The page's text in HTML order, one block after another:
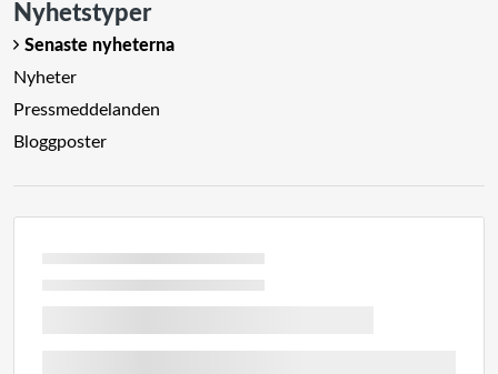
Nyhetstyper
Senaste nyheterna
Nyheter
Pressmeddelanden
Bloggposter